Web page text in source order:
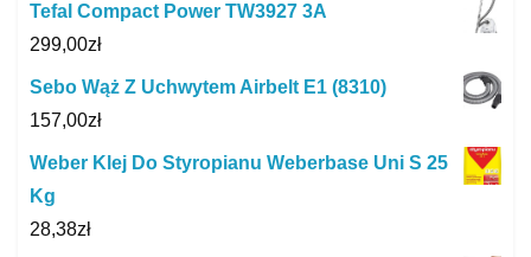
Tefal Compact Power TW3927 3A
299,00zł
Sebo Wąż Z Uchwytem Airbelt E1 (8310)
157,00zł
Weber Klej Do Styropianu Weberbase Uni S 25
Kg
28,38zł